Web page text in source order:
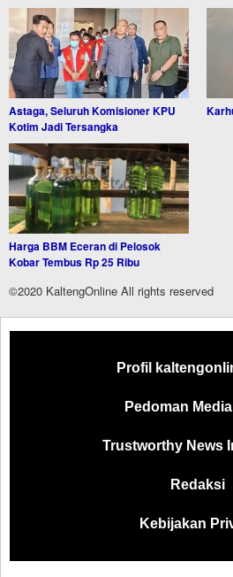
Astaga, Seluruh Komisioner KPU
Kotim Jadi Tersangka
Harga BBM Eceran di Pelosok
Kobar Tembus Rp 25 Ribu
©2020 KaltengOnline All rights reserved
Profil
Pedoman
Trustworthy News
Redaksi
Kebijakan